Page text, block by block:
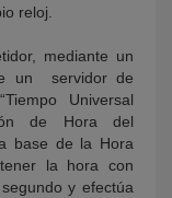
reloj.
mediante un
un servidor de
Universal
de Hora del
base de la Hora
la hora con
y efectúa